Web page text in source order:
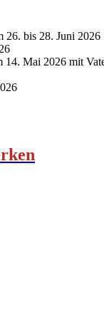
26. bis 28. Juni 2026
14. Mai 2026 mit